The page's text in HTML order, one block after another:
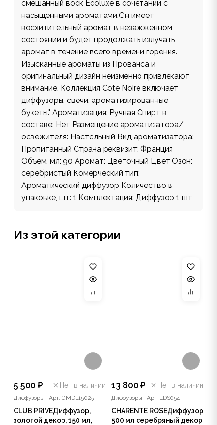
смешанный воск Ecoluxe в сочетании с
насыщенными ароматами.Он имеет
восхитительный аромат в незажженном
состоянии и будет продолжать излучать
аромат в течение всего времени горения.
Изысканные ароматы из Прованса и
оригинальный дизайн неизменно привлекают
внимание. Коллекция Cote Noire включает
диффузоры, свечи, ароматизированные
букеты." Ароматизация: Ручная Спирт в
составе: Нет Размещение ароматизатора/
освежителя: Настольный Вид ароматизатора:
Пропитанный Страна реквизит: Франция
Объем, мл: 90 Аромат: Цветочный Цвет Озон:
серебристый Комерческий тип:
Ароматический диффузор Количество в
упаковке, шт: 1 Комплектация: Диффузор 1 шт
Из этой категории
5 500 ₽ Нет в наличии
Диффузоры · Арт: GMDL15025
CLUB PRIVEДиффузор,
золотой декор, 150 мл,
13 800 ₽ Нет в наличии
Диффузоры · Арт: LDS054
CHARENTE ROSEДиффузор
500 мл серебряный декор